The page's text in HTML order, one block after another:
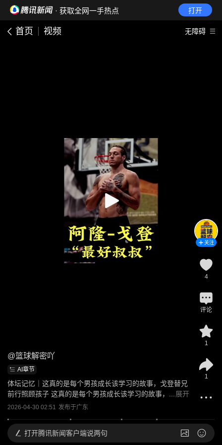
· 获取全网一手热点 打开
首页 视频 无障碍
@篮球解密吖
AI章节
体坛记忆｜这真的是每个男孩成长该学习的故事，戈登替兄
前行照顾孩子 这真的是每个男孩成长该学习的故事，...
展开
2026-04-30 02:51 发布于广东
关注
4
评论
1
1
打开腾讯新闻客户端说两句